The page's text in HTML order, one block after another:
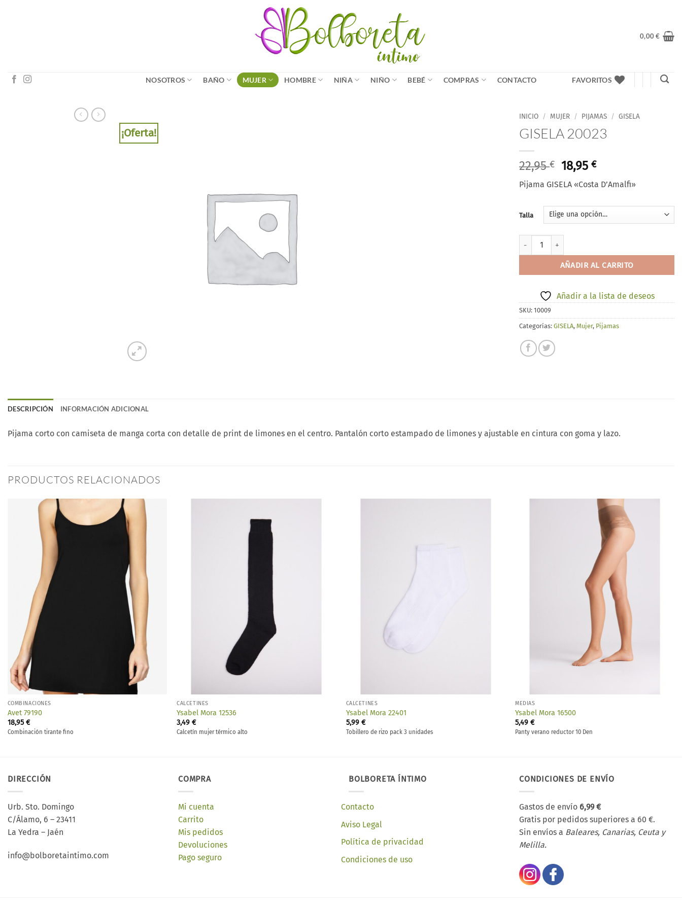
0,00€
NOSOTROS BAÑO MUJER HOMBRE NIÑA NIÑO BEBÉ COMPRAS CONTACTO FAVORITOS
¡Oferta!
INICIO / MUJER / PIJAMAS / GISELA
GISELA 20023
22,95€ El
original
22,95 €.
18,95€El
precio
actual
18,95 €.
Pijama GISELA «Costa D’Amalfi»
Talla
GISELA 20023 cantidad
AÑADIR AL CARRITO
Añadir a la lista de deseos
SKU: 10009
Categorías: GISELA, Mujer, Pijamas
DESCRIPCIÓN INFORMACIÓN ADICIONAL
Pijama corto con camiseta de manga corta con detalle de print de limones en el centro. Pantalón corto estampado de limones y ajustable en cintura con goma y lazo.
PRODUCTOS RELACIONADOS
a la
COMBINACIONES
Avet 79190
18,95€
Combinación tirante fino
CALCETINES
Ysabel Mora 12536
3,49€
Calcetín mujer térmico alto
CALCETINES
Ysabel Mora 22401
5,99 €
Tobillero de rizo pack 3 unidades
MEDIAS
Ysabel Mora 16500
5,49€
Panty verano reductor 10 Den
DIRECCIÓN
Urb. Sto. Domingo
C/Álamo, 6 – 23411
La Yedra – Jaén
info@bolboretaintimo.com
COMPRA
Mi cuenta
Carrito
Mis pedidos
Devoluciones
Pago seguro
BOLBORETA ÍNTIMO
Contacto
Aviso Legal
Política de privacidad
Condiciones de uso
CONDICIONES DE ENVÍO
Gastos de envío 6,99 €
Gratis por pedidos superiores a 60 €.
Sin envíos a Baleares, Canarias, Ceuta y
Melilla.